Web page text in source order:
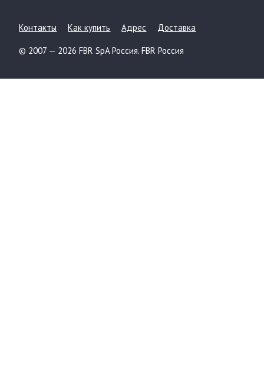
Контакты Как купить Адрес Доставка
© 2007 — 2026 FBR SpA Россия. FBR Россия